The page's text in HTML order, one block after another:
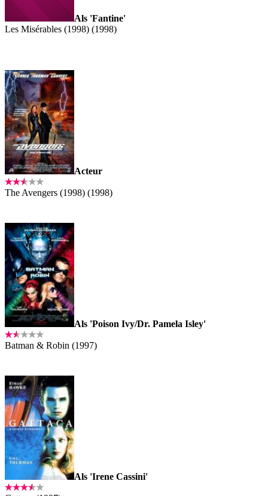
Als 'Fantine'
Les Misérables (1998) (1998)
Acteur
The Avengers (1998) (1998)
Als 'Poison Ivy/Dr. Pamela Isley'
Batman & Robin (1997)
Als 'Irene Cassini'